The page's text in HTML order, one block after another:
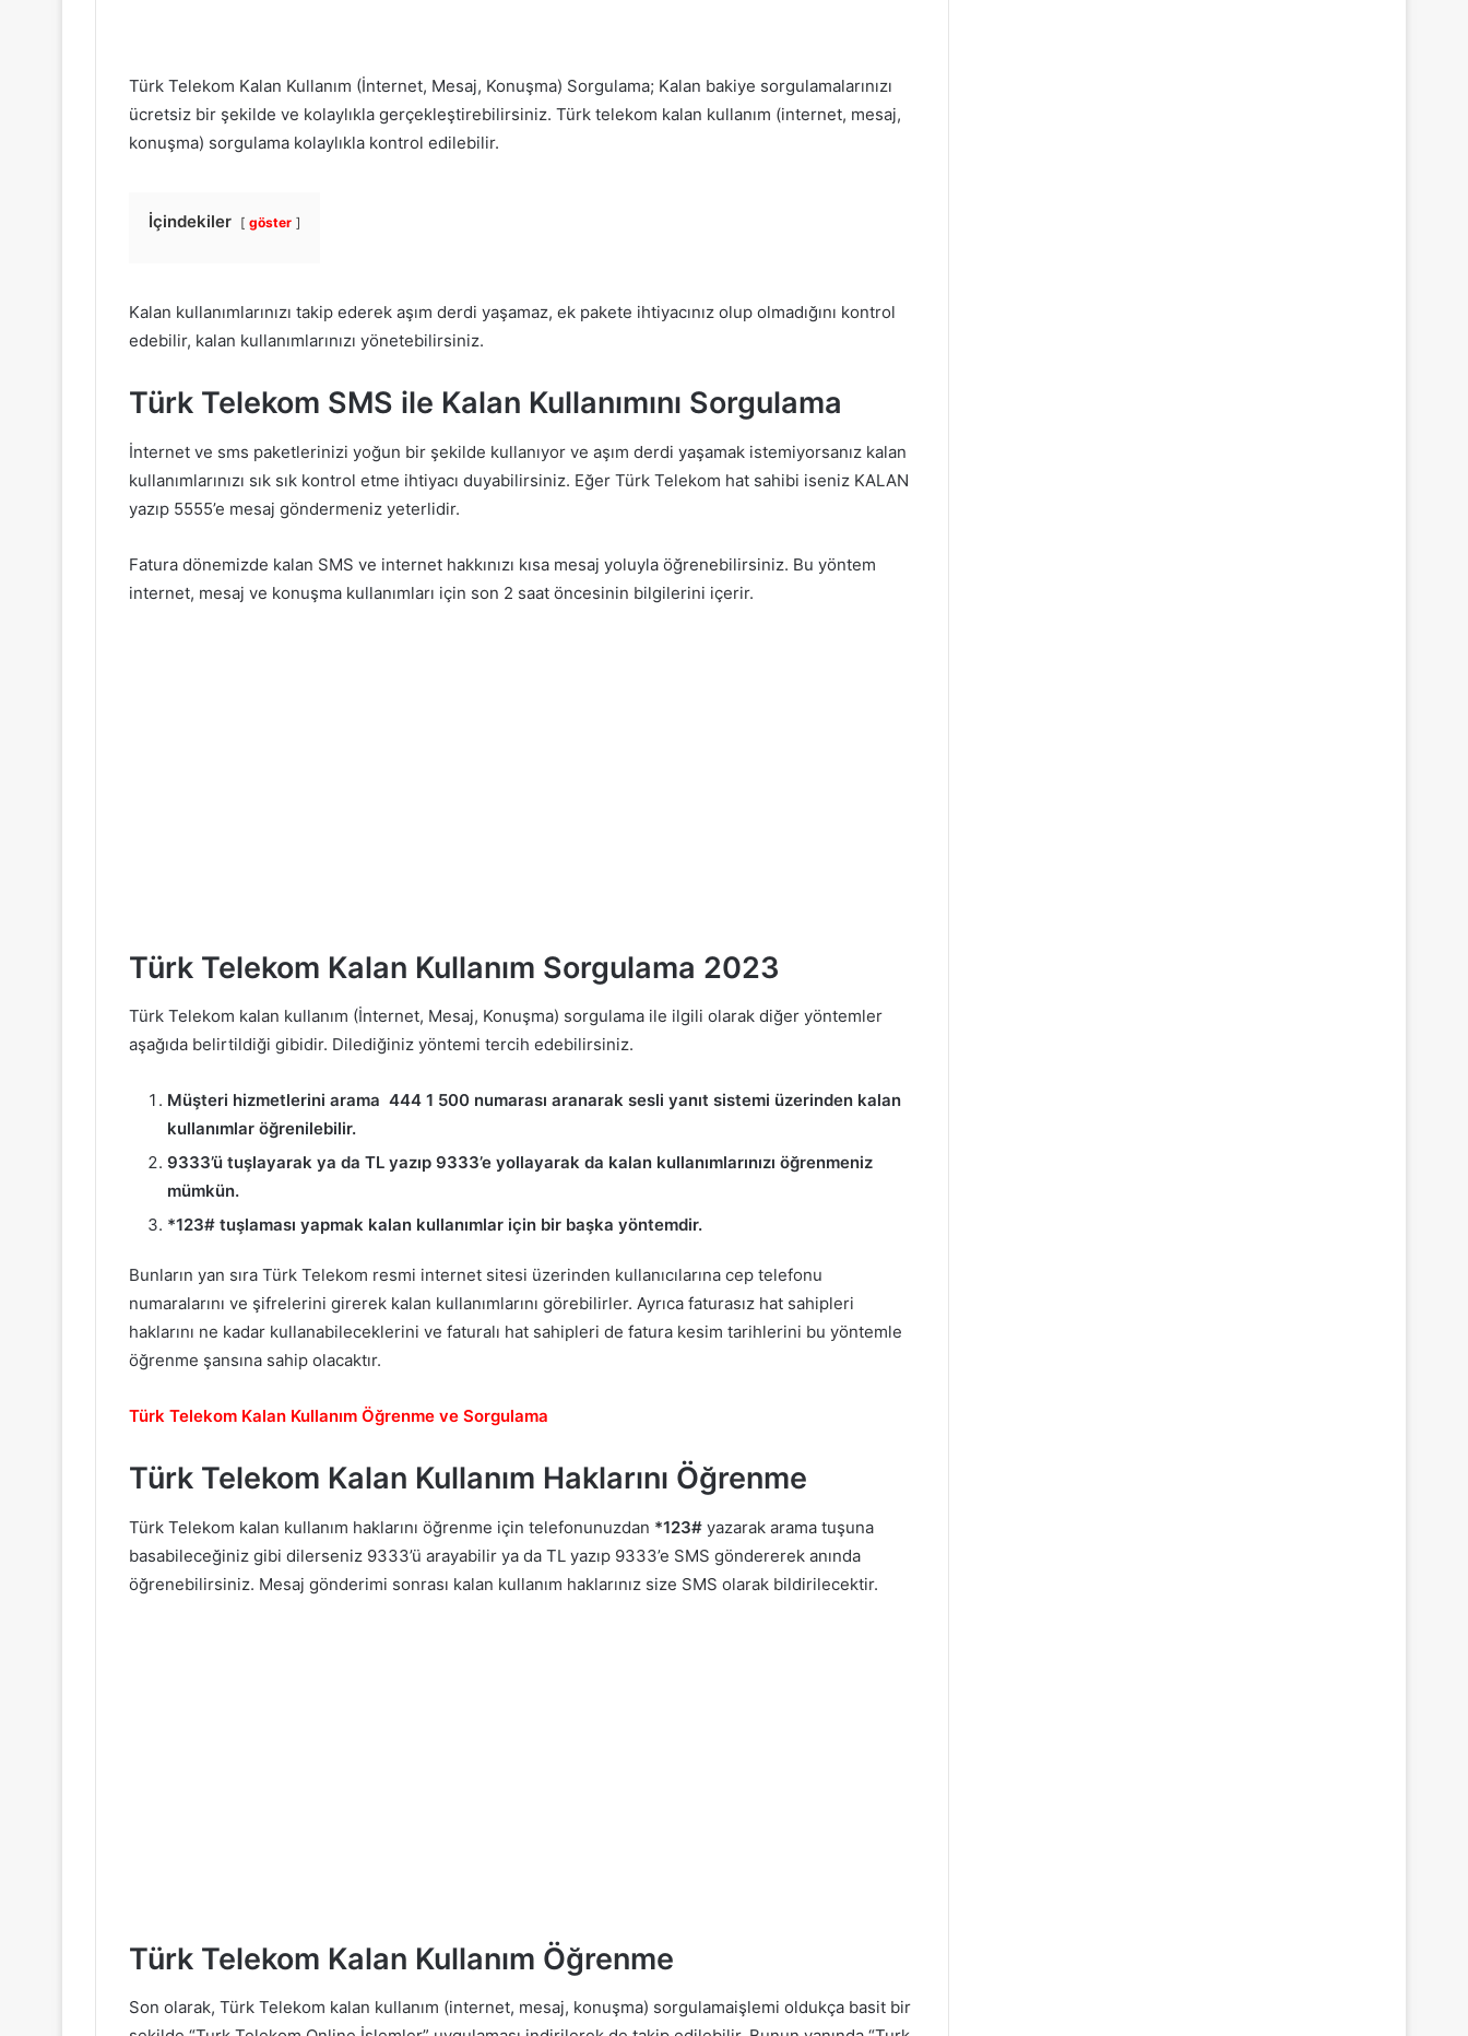
Türk Telekom Kalan Kullanım (İnternet, Mesaj, Konuşma) Sorgulama; Kalan bakiye sorgulamalarınızı
ücretsiz bir şekilde ve kolaylıkla gerçekleştirebilirsiniz. Türk telekom kalan kullanım (internet, mesaj,
konuşma) sorgulama kolaylıkla kontrol edilebilir.
İçindekiler göster
Kalan kullanımlarınızı takip ederek aşım derdi yaşamaz, ek pakete ihtiyacınız olup olmadığını kontrol
edebilir, kalan kullanımlarınızı yönetebilirsiniz.
Türk Telekom SMS ile Kalan Kullanımını Sorgulama
İnternet ve sms paketlerinizi yoğun bir şekilde kullanıyor ve aşım derdi yaşamak istemiyorsanız kalan
kullanımlarınızı sık sık kontrol etme ihtiyacı duyabilirsiniz. Eğer Türk Telekom hat sahibi iseniz KALAN
yazıp 5555’e mesaj göndermeniz yeterlidir.
Fatura dönemizde kalan SMS ve internet hakkınızı kısa mesaj yoluyla öğrenebilirsiniz. Bu yöntem
internet, mesaj ve konuşma kullanımları için son 2 saat öncesinin bilgilerini içerir.
Türk Telekom Kalan Kullanım Sorgulama 2023
Türk Telekom kalan kullanım (İnternet, Mesaj, Konuşma) sorgulama ile ilgili olarak diğer yöntemler
aşağıda belirtildiği gibidir. Dilediğiniz yöntemi tercih edebilirsiniz.
Müşteri hizmetlerini arama 444 1 500 numarası aranarak sesli yanıt sistemi üzerinden kalan
kullanımlar öğrenilebilir.
9333’ü tuşlayarak ya da TL yazıp 9333’e yollayarak da kalan kullanımlarınızı öğrenmeniz
mümkün.
*123# tuşlaması yapmak kalan kullanımlar için bir başka yöntemdir.
Bunların yan sıra Türk Telekom resmi internet sitesi üzerinden kullanıcılarına cep telefonu
numaralarını ve şifrelerini girerek kalan kullanımlarını görebilirler. Ayrıca faturasız hat sahipleri
haklarını ne kadar kullanabileceklerini ve faturalı hat sahipleri de fatura kesim tarihlerini bu yöntemle
öğrenme şansına sahip olacaktır.
Türk Telekom Kalan Kullanım Öğrenme ve Sorgulama
Türk Telekom Kalan Kullanım Haklarını Öğrenme
Türk Telekom kalan kullanım haklarını öğrenme için telefonunuzdan *123# yazarak arama tuşuna
basabileceğiniz gibi dilerseniz 9333’ü arayabilir ya da TL yazıp 9333’e SMS göndererek anında
öğrenebilirsiniz. Mesaj gönderimi sonrası kalan kullanım haklarınız size SMS olarak bildirilecektir.
Türk Telekom Kalan Kullanım Öğrenme
Son olarak, Türk Telekom kalan kullanım (internet, mesaj, konuşma) sorgulamaişlemi oldukça basit bir